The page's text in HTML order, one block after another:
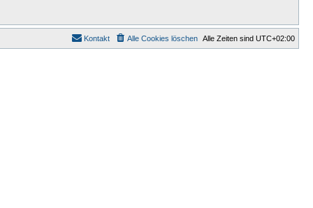
Alle Zeiten sind UTC+02:00
Alle Cookies löschen
Kontakt